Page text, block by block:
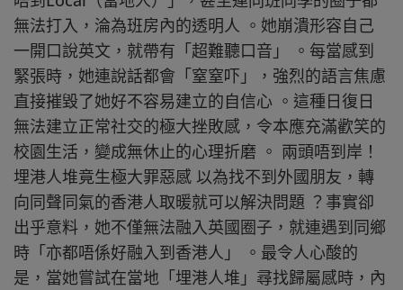
無法打入，淪為班房內的透明人 。她崩潰形容自己
一開口說英文，就帶有「超難聽口音」 。每當感到
緊張時，她連說話都會「窒窒吓」，強烈的語言焦慮
直接摧毀了她好不容易建立的自信心 。這種日復日
無法建立正常社交的極大挫敗感，令本應充滿歡笑的
校園生活，變成無休止的心理折磨 。 兩頭唔到岸！
埋港人堆竟生極大罪惡感 以為找不到外國朋友，轉
向同聲同氣的香港人取暖就可以解決問題 ？事實卻
出乎意料，她不僅無法融入英國圈子，就連遇到同鄉
時「亦都唔係好融入到香港人」 。最令人心酸的
是，當她嘗試在當地「埋港人堆」尋找歸屬感時，內